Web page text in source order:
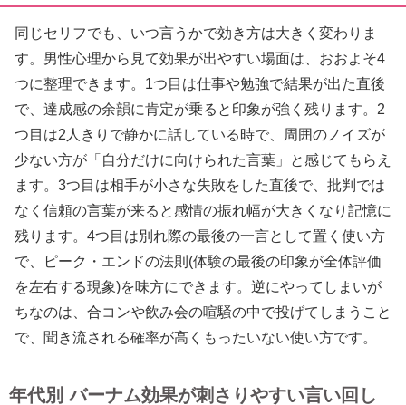
同じセリフでも、いつ言うかで効き方は大きく変わりま
す。男性心理から見て効果が出やすい場面は、おおよそ4
つに整理できます。1つ目は仕事や勉強で結果が出た直後
で、達成感の余韻に肯定が乗ると印象が強く残ります。2
つ目は2人きりで静かに話している時で、周囲のノイズが
少ない方が「自分だけに向けられた言葉」と感じてもらえ
ます。3つ目は相手が小さな失敗をした直後で、批判では
なく信頼の言葉が来ると感情の振れ幅が大きくなり記憶に
残ります。4つ目は別れ際の最後の一言として置く使い方
で、ピーク・エンドの法則(体験の最後の印象が全体評価
を左右する現象)を味方にできます。逆にやってしまいが
ちなのは、合コンや飲み会の喧騒の中で投げてしまうこと
で、聞き流される確率が高くもったいない使い方です。
年代別 バーナム効果が刺さりやすい言い回し